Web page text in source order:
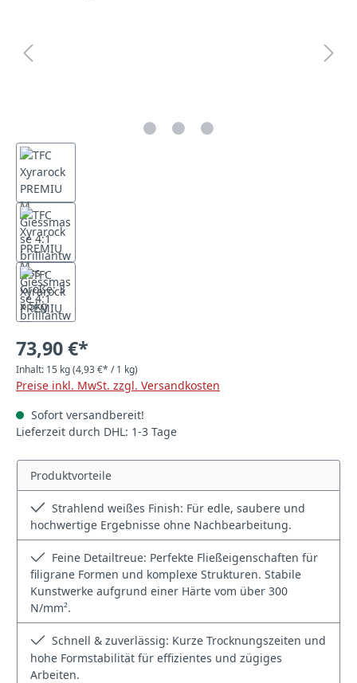
73,90 €*
Inhalt: 15 kg(4,93 €* / 1 kg)
Preise inkl. MwSt. zzgl. Versandkosten
Sofort versandbereit!
Lieferzeit durch DHL: 1-3 Tage
Produktvorteile
Strahlend weißes Finish: Für edle, saubere und
hochwertige Ergebnisse ohne Nachbearbeitung.
Feine Detailtreue: Perfekte Fließeigenschaften für
filigrane Formen und komplexe Strukturen. Stabile
Kunstwerke aufgrund einer Härte vom über 300
N/mm².
Schnell & zuverlässig: Kurze Trocknungszeiten und
hohe Formstabilität für effizientes und zügiges
Arbeiten.